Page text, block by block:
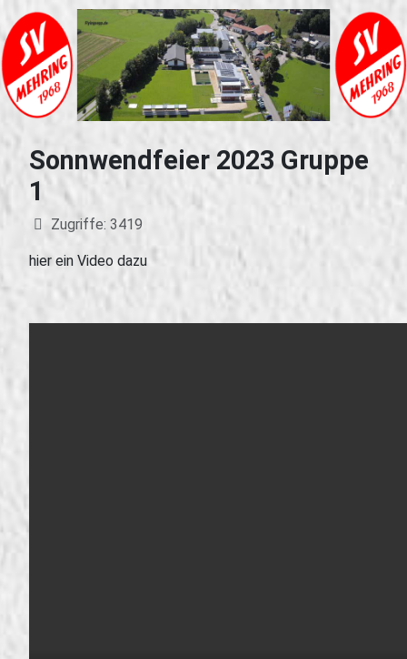
Sonnwendfeier 2023 Gruppe
1
Details
Zugriffe: 3419
hier ein Video dazu